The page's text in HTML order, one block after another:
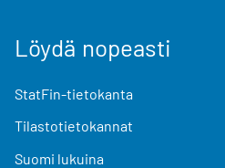
Löydä nopeasti
StatFin-tietokanta
Tilastotietokannat
Suomi lukuina